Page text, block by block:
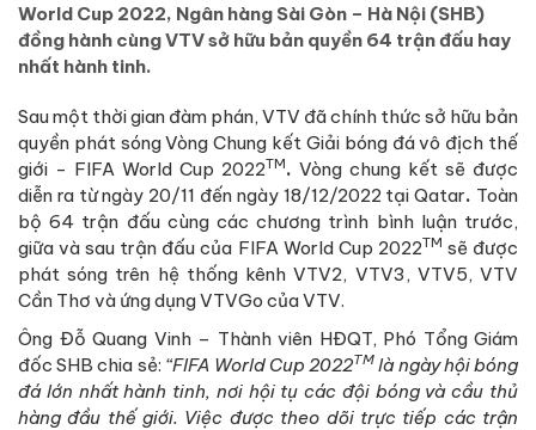
World Cup 2022, Ngân hàng Sài Gòn – Hà Nội (SHB)
đồng hành cùng VTV sở hữu bản quyền 64 trận đấu hay
nhất hành tinh.
Sau một thời gian đàm phán, VTV đã chính thức sở hữu bản
quyền phát sóng Vòng Chung kết Giải bóng đá vô địch thế
giới - FIFA World Cup 2022TM. Vòng chung kết sẽ được
diễn ra từ ngày 20/11 đến ngày 18/12/2022 tại Qatar. Toàn
bộ 64 trận đấu cùng các chương trình bình luận trước,
giữa và sau trận đấu của FIFA World Cup 2022TM sẽ được
phát sóng trên hệ thống kênh VTV2, VTV3, VTV5, VTV
Cần Thơ và ứng dụng VTVGo của VTV.
Ông Đỗ Quang Vinh – Thành viên HĐQT, Phó Tổng Giám
đốc SHB chia sẻ: “FIFA World Cup 2022TM là ngày hội bóng
đá lớn nhất hành tinh, nơi hội tụ các đội bóng và cầu thủ
hàng đầu thế giới. Việc được theo dõi trực tiếp các trận